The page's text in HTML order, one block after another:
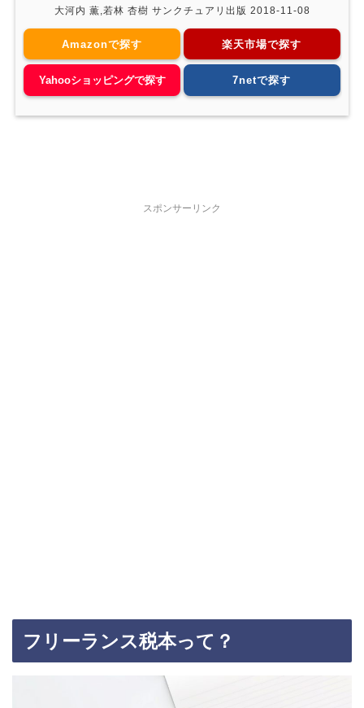
大河内 薫,若林 杏樹 サンクチュアリ出版 2018-11-08
Amazonで探す 楽天市場で探す
Yahooショッピングで探す 7netで探す
スポンサーリンク
フリーランス税本って？